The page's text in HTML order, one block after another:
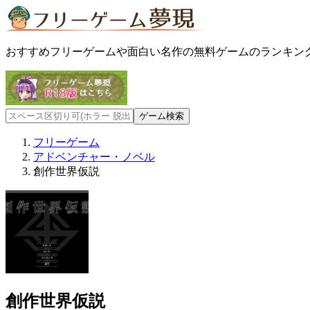
おすすめフリーゲームや面白い名作の無料ゲームのランキン
フリーゲーム
アドベンチャー・ノベル
創作世界仮説
創作世界仮説